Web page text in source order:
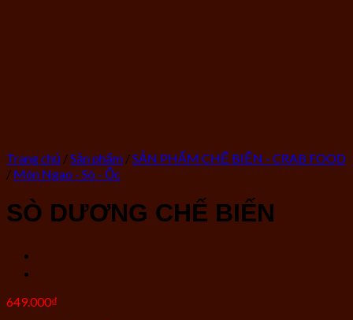
Trang chủ /Sản phẩm /SẢN PHẨM CHẾ BIẾN - CRAB FOOD
/ Món Ngao - Sò - Ốc
SÒ DƯƠNG CHẾ BIẾN
649.000₫